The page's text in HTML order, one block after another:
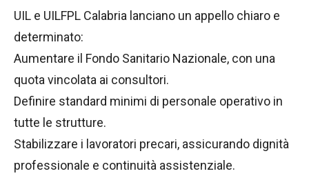
UIL e UILFPL Calabria lanciano un appello chiaro e
determinato:
Aumentare il Fondo Sanitario Nazionale, con una
quota vincolata ai consultori.
Definire standard minimi di personale operativo in
tutte le strutture.
Stabilizzare i lavoratori precari, assicurando dignità
professionale e continuità assistenziale.